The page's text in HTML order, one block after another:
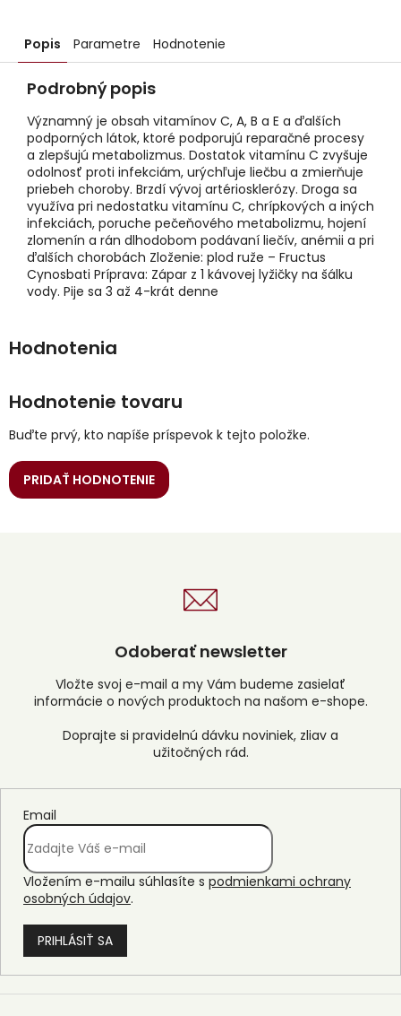
Popis Parametre Hodnotenie
Podrobný popis
Významný je obsah vitamínov C, A, B a E a ďalších
podporných látok, ktoré podporujú reparačné procesy
a zlepšujú metabolizmus. Dostatok vitamínu C zvyšuje
odolnosť proti infekciám, urýchľuje liečbu a zmierňuje
priebeh choroby. Brzdí vývoj artériosklerózy. Droga sa
využíva pri nedostatku vitamínu C, chrípkových a iných
infekciách, poruche pečeňového metabolizmu, hojení
zlomenín a rán dlhodobom podávaní liečív, anémii a pri
ďalších chorobách Zloženie: plod ruže – Fructus
Cynosbati Príprava: Zápar z 1 kávovej lyžičky na šálku
vody. Pije sa 3 až 4-krát denne
Hodnotenie tovaru
Buďte prvý, kto napíše príspevok k tejto položke.
PRIDAŤ HODNOTENIE
Odoberať newsletter
Vložte svoj e-mail a my Vám budeme zasielať
informácie o nových produktoch na našom e-shope.
Email
Vložením e-mailu súhlasíte s podmienkami ochrany
osobných údajov.
PRIHLÁSIŤ SA
Z